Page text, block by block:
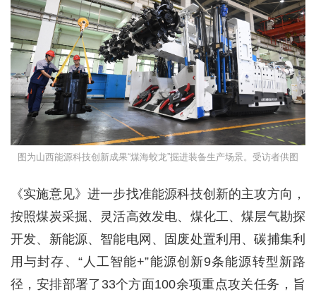
图为山西能源科技创新成果“煤海蛟龙”掘进装备生产场景。受访者供图
《实施意见》进一步找准能源科技创新的主攻方向，
按照煤炭采掘、灵活高效发电、煤化工、煤层气勘探
开发、新能源、智能电网、固废处置利用、碳捕集利
用与封存、“人工智能+”能源创新9条能源转型新路
径，安排部署了33个方面100余项重点攻关任务，旨